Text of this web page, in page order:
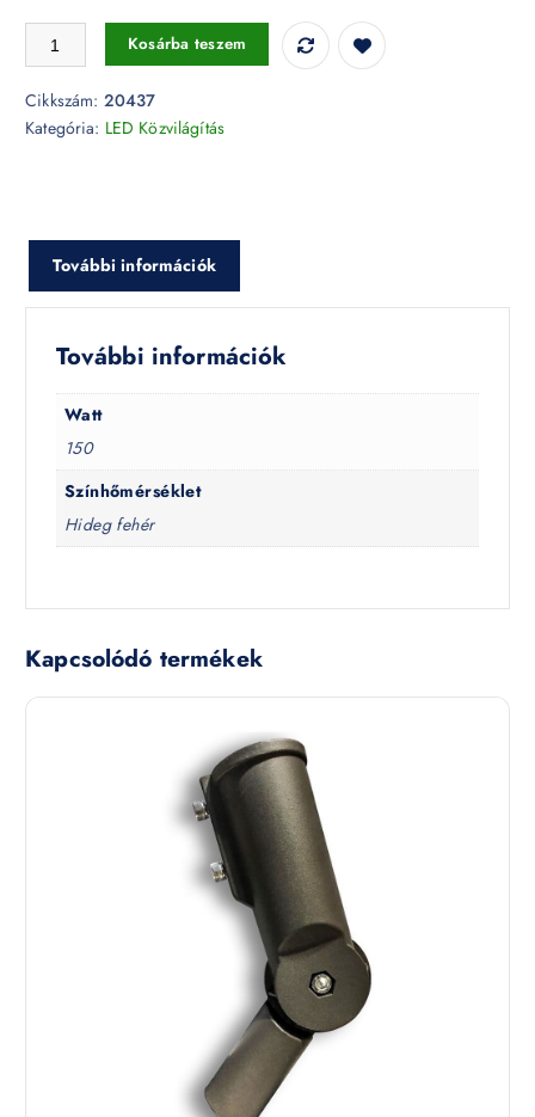
150W LED alkonykapcsolós közvilágítás adapterrel Samsung chip
Kosárba teszem
Cikkszám: 20437
Kategória: LED Közvilágítás
További információk
További információk
Watt
150
Színhőmérséklet
Hideg fehér
Kapcsolódó termékek